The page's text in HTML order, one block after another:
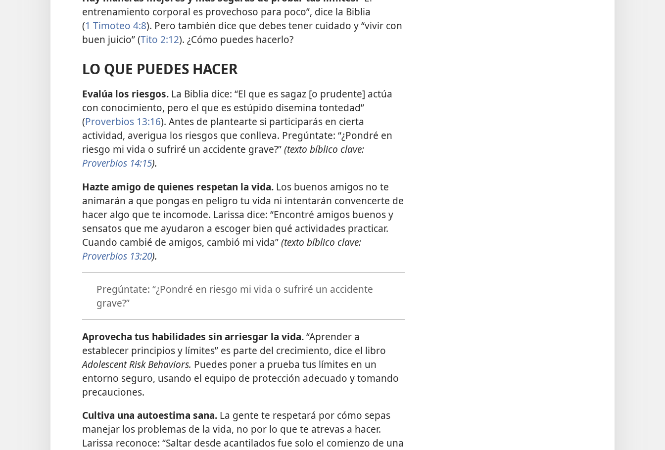
entrenamiento corporal es provechoso para poco”, dice la Biblia
(1 Timoteo 4:8). Pero también dice que debes tener cuidado y “vivir con
buen juicio” (Tito 2:12). ¿Cómo puedes hacerlo?
LO QUE PUEDES HACER
Evalúa los riesgos. La Biblia dice: “El que es sagaz [o prudente] actúa
con conocimiento, pero el que es estúpido disemina tontedad”
(Proverbios 13:16). Antes de plantearte si participarás en cierta
actividad, averigua los riesgos que conlleva. Pregúntate: “¿Pondré en
riesgo mi vida o sufriré un accidente grave?”(texto bíblico clave:
Proverbios 14:15).
Hazte amigo de quienes respetan la vida. Los buenos amigos no te
animarán a que pongas en peligro tu vida ni intentarán convencerte de
hacer algo que te incomode. Larissa dice: “Encontré amigos buenos y
sensatos que me ayudaron a escoger bien qué actividades practicar.
Cuando cambié de amigos, cambió mi vida”(texto bíblico clave:
Proverbios 13:20).
Pregúntate: “¿Pondré en riesgo mi vida o sufriré un accidente
grave?”
Aprovecha tus habilidades sin arriesgar la vida.“Aprender a
establecer principios y límites” es parte del crecimiento, dice el libro
Adolescent Risk Behaviors. Puedes poner a prueba tus límites en un
entorno seguro, usando el equipo de protección adecuado y tomando
precauciones.
Cultiva una autoestima sana. La gente te respetará por cómo sepas
manejar los problemas de la vida, no por lo que te atrevas a hacer.
Larissa reconoce: “Saltar desde acantilados fue solo el comienzo de una